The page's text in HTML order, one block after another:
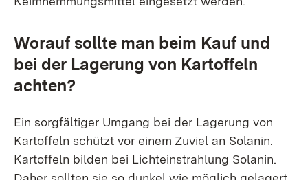
Worauf sollte man beim Kauf und
bei der Lagerung von Kartoffeln
achten?
Ein sorgfältiger Umgang bei der Lagerung von
Kartoffeln schützt vor einem Zuviel an Solanin.
Kartoffeln bilden bei Lichteinstrahlung Solanin.